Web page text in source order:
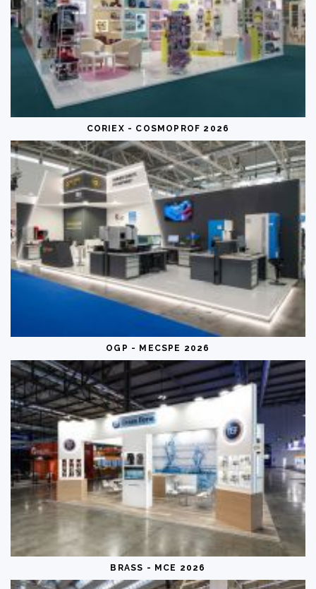
CORIEX - COSMOPROF 2026
OGP - MECSPE 2026
BRASS - MCE 2026